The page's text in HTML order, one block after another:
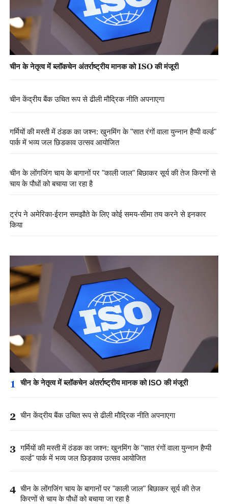
चीन के नेतृत्व में ब्लॉकचेन अंतर्राष्ट्रीय मानक को ISO की मंजूरी
चीन केंद्रीय बैंक उचित रूप से ढीली मौद्रिक नीति अपनाएगा
गर्मियों की मस्ती में ठंडक का जश्न: खुनमिंग के "सात रंगों वाला युन्नान हैप्पी वर्ल्ड"
पार्क में भव्य जल छिड़काव उत्सव आयोजित
चीन के लोंगजिंग चाय के बागानों पर "काली जाल" बिछाकर सूर्य की तेज किरणों से
चाय के पौधों को बचाया जा रहा है
ट्रंप ने अमेरिका-ईरान समझौते के लिए कोई समय-सीमा तय करने से इनकार
किया
1 चीन के नेतृत्व में ब्लॉकचेन अंतर्राष्ट्रीय मानक को ISO की मंजूरी
2 चीन केंद्रीय बैंक उचित रूप से ढीली मौद्रिक नीति अपनाएगा
3 गर्मियों की मस्ती में ठंडक का जश्न: खुनमिंग के "सात रंगों वाला युन्नान हैप्पी
वर्ल्ड" पार्क में भव्य जल छिड़काव उत्सव आयोजित
4 चीन के लोंगजिंग चाय के बागानों पर "काली जाल" बिछाकर सूर्य की तेज
किरणों से चाय के पौधों को बचाया जा रहा है